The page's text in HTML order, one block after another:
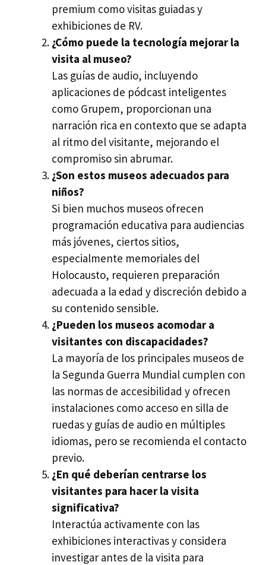
premium como visitas guiadas y
exhibiciones de RV.
¿Cómo puede la tecnología mejorar la
visita al museo?
Las guías de audio, incluyendo
aplicaciones de pódcast inteligentes
como Grupem, proporcionan una
narración rica en contexto que se adapta
al ritmo del visitante, mejorando el
compromiso sin abrumar.
¿Son estos museos adecuados para
niños?
Si bien muchos museos ofrecen
programación educativa para audiencias
más jóvenes, ciertos sitios,
especialmente memoriales del
Holocausto, requieren preparación
adecuada a la edad y discreción debido a
su contenido sensible.
¿Pueden los museos acomodar a
visitantes con discapacidades?
La mayoría de los principales museos de
la Segunda Guerra Mundial cumplen con
las normas de accesibilidad y ofrecen
instalaciones como acceso en silla de
ruedas y guías de audio en múltiples
idiomas, pero se recomienda el contacto
previo.
¿En qué deberían centrarse los
visitantes para hacer la visita
significativa?
Interactúa activamente con las
exhibiciones interactivas y considera
investigar antes de la visita para